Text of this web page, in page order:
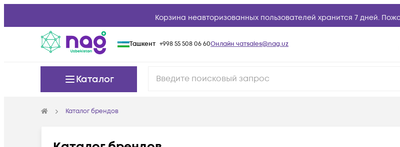
Корзина неавторизованных пользователей хранится 7 дней.
Ташкент +998 55 508 06 60Онлайн чатsales@nag.uz
Каталог
Каталог брендов